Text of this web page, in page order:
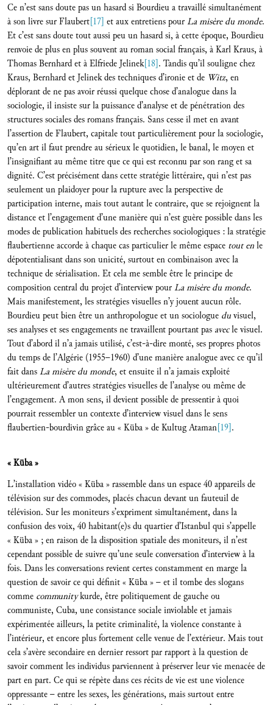
Ce n’est sans doute pas un hasard si Bourdieu a travaillé simultanément
à son livre sur Flaubert[17] et aux entretiens pourLa misère du monde.
Et c’est sans doute tout aussi peu un hasard si, à cette époque, Bourdieu
renvoie de plus en plus souvent au roman social français, à Karl Kraus, à
Thomas Bernhard et à Elfriede Jelinek[18]. Tandis qu’il souligne chez
Kraus, Bernhard et Jelinek des techniques d’ironie et de Witz, en
déplorant de ne pas avoir réussi quelque chose d’analogue dans la
sociologie, il insiste sur la puissance d’analyse et de pénétration des
structures sociales des romans français. Sans cesse il met en avant
l’assertion de Flaubert, capitale tout particulièrement pour la sociologie,
qu’en art il faut prendre au sérieux le quotidien, le banal, le moyen et
l’insignifiant au même titre que ce qui est reconnu par son rang et sa
dignité. C’est précisément dans cette stratégie littéraire, qui n’est pas
seulement un plaidoyer pour la rupture avec la perspective de
participation interne, mais tout autant le contraire, que se rejoignent la
distance et l’engagement d’une manière qui n’est guère possible dans les
modes de publication habituels des recherches sociologiques : la stratégie
flaubertienne accorde à chaque cas particulier le même espace tout enle
dépotentialisant dans son unicité, surtout en combinaison avec la
technique de sérialisation. Et cela me semble être le principe de
composition central du projet d’interview pourLa misère du monde.
Mais manifestement, les stratégies visuelles n’y jouent aucun rôle.
Bourdieu peut bien être un anthropologue et un sociologue duvisuel,
ses analyses et ses engagements ne travaillent pourtant pas avecle visuel.
Tout d’abord il n’a jamais utilisé, c’est-à-dire monté, ses propres photos
du temps de l’Algérie (1955–1960) d’une manière analogue avec ce qu’il
fait dansLa misère du monde, et ensuite il n’a jamais exploité
ultérieurement d’autres stratégies visuelles de l’analyse ou même de
l’engagement. A mon sens, il devient possible de pressentir à quoi
pourrait ressembler un contexte d’interview visuel dans le sens
flaubertien-bourdivin grâce au « Küba » de Kultug Ataman[19].
« Küba »
L’installation vidéo « Küba » rassemble dans un espace 40 appareils de
télévision sur des commodes, placés chacun devant un fauteuil de
télévision. Sur les moniteurs s’expriment simultanément, dans la
confusion des voix, 40 habitant(e)s du quartier d’Istanbul qui s’appelle
« Küba » ; en raison de la disposition spatiale des moniteurs, il n’est
cependant possible de suivre qu’une seule conversation d’interview à la
fois. Dans les conversations revient certes constamment en marge la
question de savoir ce qui définit « Küba » – et il tombe des slogans
comme communitykurde, être politiquement de gauche ou
communiste, Cuba, une consistance sociale inviolable et jamais
expérimentée ailleurs, la petite criminalité, la violence constante à
l’intérieur, et encore plus fortement celle venue de l’extérieur. Mais tout
cela s’avère secondaire en dernier ressort par rapport à la question de
savoir comment les individus parviennent à préserver leur vie menacée de
part en part. Ce qui se répète dans ces récits de vie est une violence
oppressante – entre les sexes, les générations, mais surtout entre